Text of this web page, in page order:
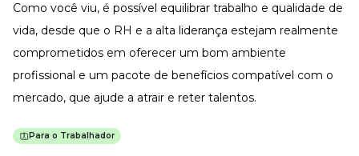
Como você viu, é possível equilibrar trabalho e qualidade de
vida, desde que o RH e a alta liderança estejam realmente
comprometidos em oferecer um bom ambiente
profissional e um pacote de benefícios compatível com o
mercado, que ajude a atrair e reter talentos.
Para o Trabalhador